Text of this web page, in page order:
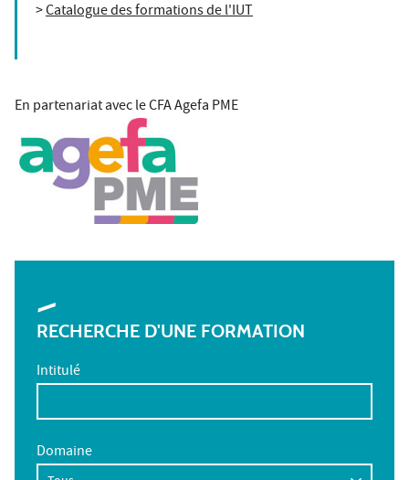
>Catalogue des formations de l'IUT
En partenariat avec le CFA Agefa PME
RECHERCHE D'UNE FORMATION
Intitulé
Domaine